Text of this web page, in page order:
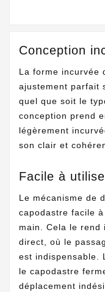
Conception
La forme incurvée
ajustement parfait
quel que soit le
conception prend
légèrement
son clair et
Facile à
Le mécanisme de
capodastre facile
main. Cela le rend
direct, où le
est indispensable.
le capodastre
déplacement